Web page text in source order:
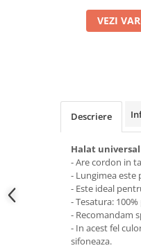
VEZI
Descriere
Halat universal
- Are cordon in
- Lungimea
- Este ideal
- Tesatura:
- Recomandam
- In acest fel
sifoneaza.